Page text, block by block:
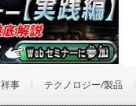
事 テクノロジー/製品